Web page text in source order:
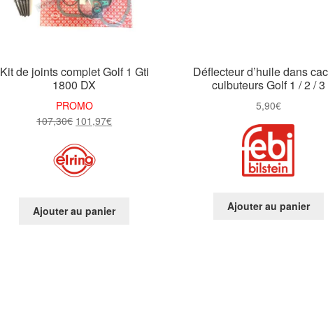
Kit de joints complet Golf 1 Gti
1800 DX
PROMO
107,30€ Le
initial
était :
107,30€.
101,97€Le
Ajouter au panier
Déflecteur d’huile dans
culbuteurs Golf 1 / 2 / 3
5,90€
Ajouter au panier